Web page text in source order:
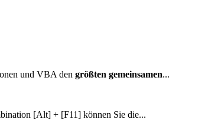
und VBA den größten gemeinsamen...
[Alt] + [F11] können Sie die...